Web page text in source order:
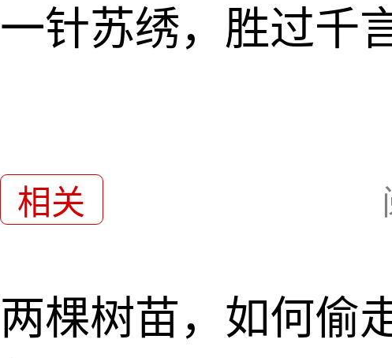
一针苏绣，胜过千
相关
两棵树苗，如何偷